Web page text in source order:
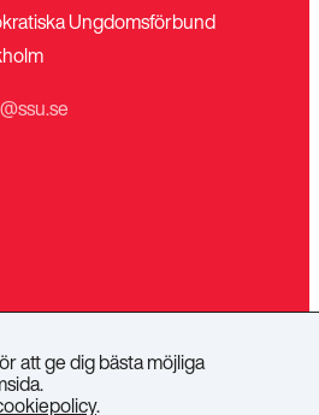
Ungdomsförbund
att ge dig bästa möjliga
.